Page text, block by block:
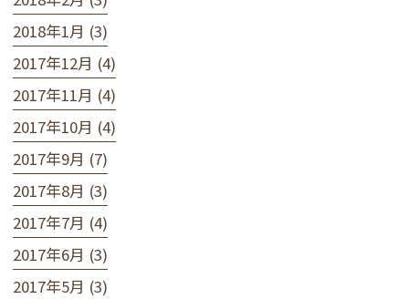
2018年1月 (3)
2017年12月 (4)
2017年11月 (4)
2017年10月 (4)
2017年9月 (7)
2017年8月 (3)
2017年7月 (4)
2017年6月 (3)
2017年5月 (3)